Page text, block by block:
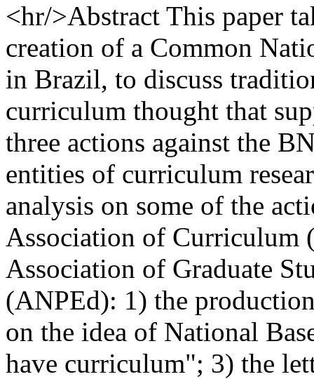
<hr/>Abstract This paper
creation of a Common
in Brazil, to discuss
curriculum thought that
three actions against the
entities of curriculum
analysis on some of the
Association of Curriculum
Association of Graduate
(ANPEd): 1) the
on the idea of National
have curriculum"; 3) the